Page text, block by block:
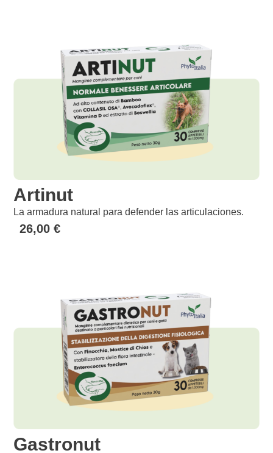
Artinut
La armadura natural para defender las articulaciones.
26,00€
Gastronut